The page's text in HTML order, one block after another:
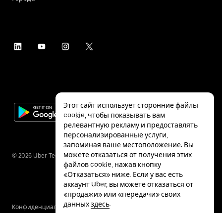
© 2026 Uber Technologies Inc.
КонфиденциальностьСпециальные
Этот сайт использует сторонние файлы
cookie, чтобы показывать вам
релевантную рекламу и предоставлять
персонализированные услуги,
запоминая ваше местоположение. Вы
можете отказаться от получения этих
файлов cookie, нажав кнопку
«Отказаться» ниже. Если у вас есть
аккаунт Uber, вы можете отказаться от
«продажи» или «передачи» своих
данныхздесь.